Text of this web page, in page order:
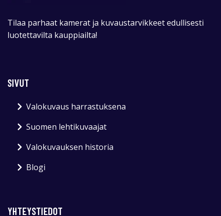
Tilaa parhaat kamerat ja kuvaustarvikkeet edullisesti
luotettavilta kauppiailta!
SIVUT
Valokuvaus harrastuksena
Suomen lehtikuvaajat
Valokuvauksen historia
Blogi
YHTEYSTIEDOT